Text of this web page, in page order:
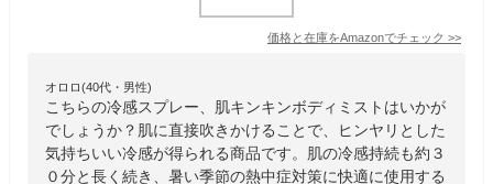
価格と在庫をAmazonでチェック >>
オロロ(40代・男性)
こちらの冷感スプレー、肌キンキンボディミストはいかが
でしょうか？肌に直接吹きかけることで、ヒンヤリとした
気持ちいい冷感が得られる商品です。肌の冷感持続も約３
０分と長く続き、暑い季節の熱中症対策に快適に使用する